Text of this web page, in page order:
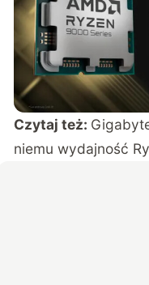
Czytaj też:
niemu wydajność